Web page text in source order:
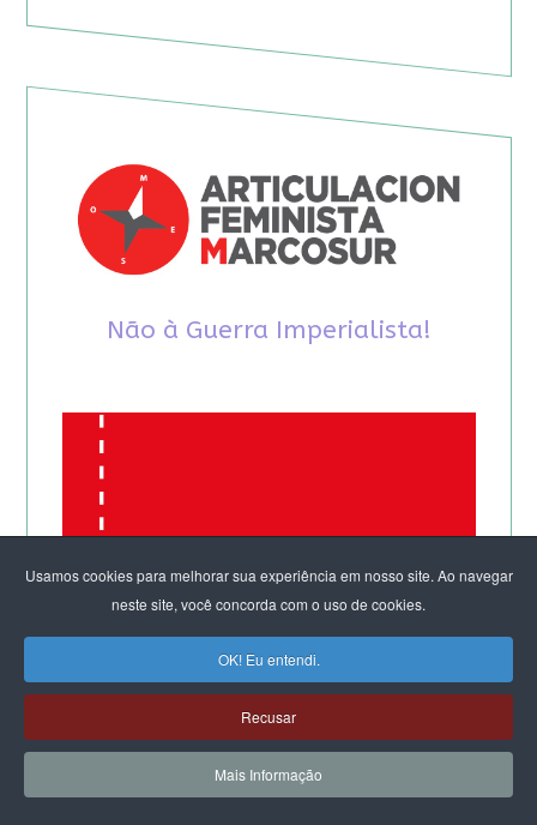
Usamos cookies para melhorar sua experiência em nosso site. Ao navegar
neste site, você concorda com o uso de cookies.
OK! Eu entendi.
Recusar
Mais Informação
Não à Guerra Imperialista!